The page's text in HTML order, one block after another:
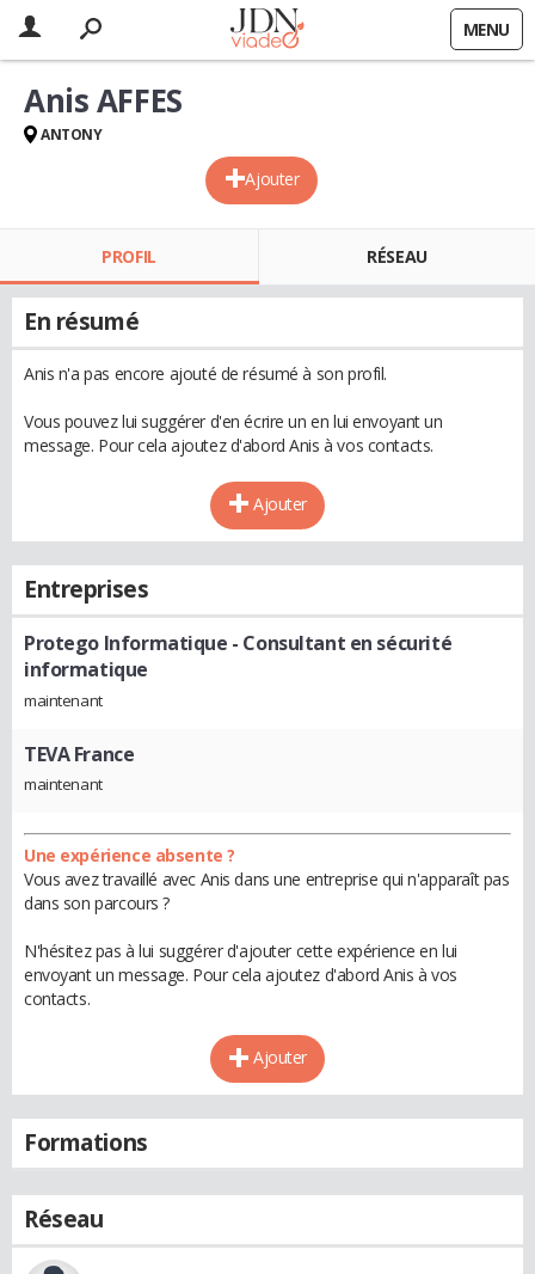
MENU
Ajouter
Anis AFFES
ANTONY
PROFIL RÉSEAU
En résumé
Anis n'a pas encore ajouté de résumé à son profil.
Vous pouvez lui suggérer d'en écrire un en lui envoyant un
message. Pour cela ajoutez d'abord Anis à vos contacts.
Ajouter
Entreprises
Protego Informatique - Consultant en sécurité
informatique
maintenant
TEVA France
maintenant
Une expérience absente ?
Vous avez travaillé avec Anis dans une entreprise qui n'apparaît pas
dans son parcours ?
N'hésitez pas à lui suggérer d'ajouter cette expérience en lui
envoyant un message. Pour cela ajoutez d'abord Anis à vos
contacts.
Ajouter
Formations
Réseau